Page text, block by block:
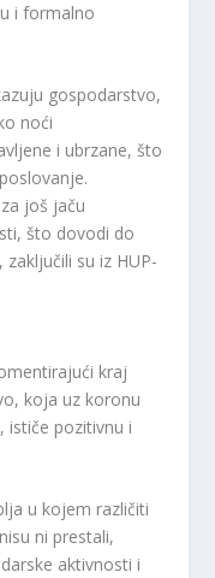
i formalno
gospodarstvo,
noći
i ubrzane, što
još jaču
što dovodi do
su iz HUP-
kraj
koja uz koronu
ističe pozitivnu i
u kojem različiti
ni prestali,
aktivnosti i